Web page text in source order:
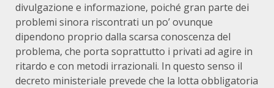
divulgazione e informazione, poiché gran parte dei
problemi sinora riscontrati un po’ ovunque
dipendono proprio dalla scarsa conoscenza del
problema, che porta soprattutto i privati ad agire in
ritardo e con metodi irrazionali. In questo senso il
decreto ministeriale prevede che la lotta obbligatoria